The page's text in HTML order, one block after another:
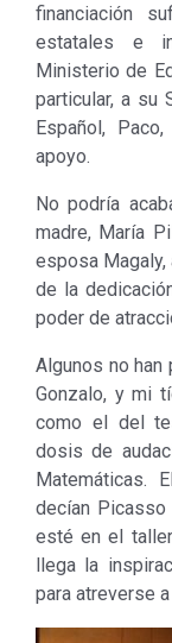
financiación
estatales e
Ministerio de
particular, a su
Español,
apoyo.
No podría
madre, María
esposa Magaly,
de la
poder de
Algunos no
Gonzalo, y mi
como el del
dosis de
Matemáticas.
decían
esté en el
llega la
para atreverse